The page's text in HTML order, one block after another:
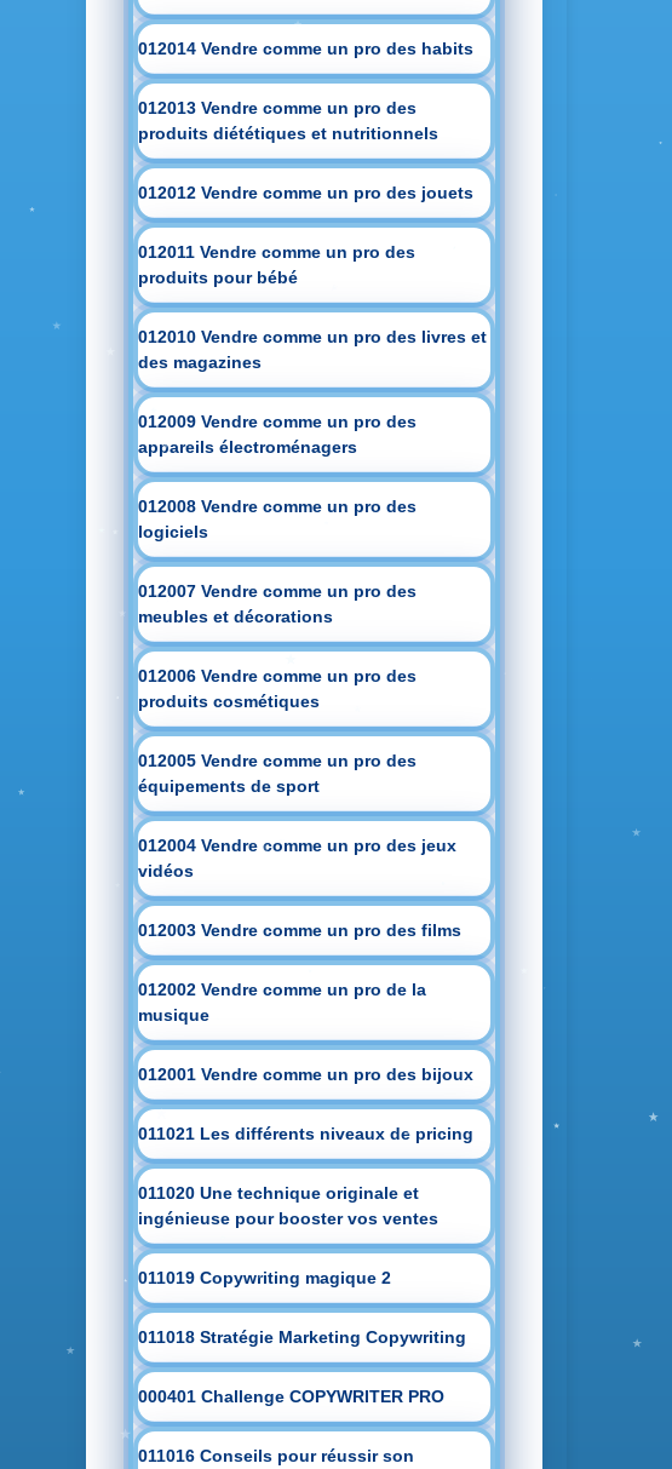
012014 Vendre comme un pro des habits
012013 Vendre comme un pro des
produits diététiques et nutritionnels
012012 Vendre comme un pro des jouets
012011 Vendre comme un pro des
produits pour bébé
012010 Vendre comme un pro des livres et
des magazines
012009 Vendre comme un pro des
appareils électroménagers
012008 Vendre comme un pro des
logiciels
012007 Vendre comme un pro des
meubles et décorations
012006 Vendre comme un pro des
produits cosmétiques
012005 Vendre comme un pro des
équipements de sport
012004 Vendre comme un pro des jeux
vidéos
012003 Vendre comme un pro des films
012002 Vendre comme un pro de la
musique
012001 Vendre comme un pro des bijoux
011021 Les différents niveaux de pricing
011020 Une technique originale et
ingénieuse pour booster vos ventes
011019 Copywriting magique 2
011018 Stratégie Marketing Copywriting
000401 Challenge COPYWRITER PRO
011016 Conseils pour réussir son